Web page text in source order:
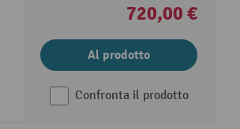
720,00 €
Al prodotto
Confronta il prodotto